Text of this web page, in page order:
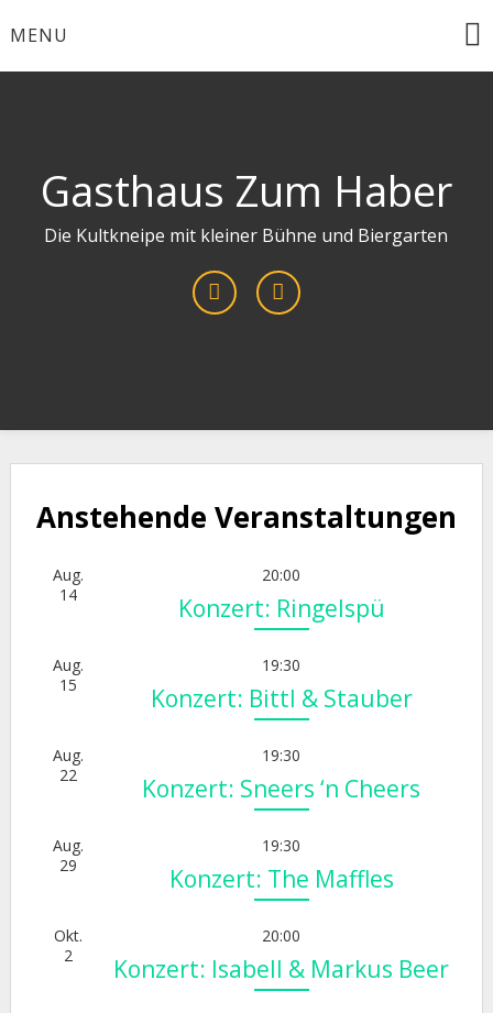
toMENU
Gasthaus Zum Haber
Die Kultkneipe mit kleiner Bühne und Biergarten
Anstehende Veranstaltungen
Aug.
14
20:00
Konzert: Ringelspü
Aug.
15
19:30
Konzert: Bittl & Stauber
Aug.
22
19:30
Konzert: Sneers ‘n Cheers
Aug.
29
19:30
Konzert: The Maffles
Okt.
2
20:00
Konzert: Isabell & Markus Beer